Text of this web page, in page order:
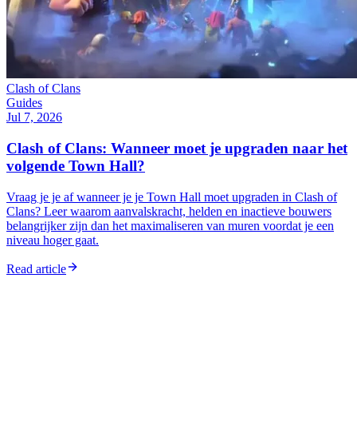
Clash of Clans
Guides
Jul 7, 2026
Clash of Clans: Wanneer moet je upgraden naar het
volgende Town Hall?
Vraag je je af wanneer je je Town Hall moet upgraden in Clash of
Clans? Leer waarom aanvalskracht, helden en inactieve bouwers
belangrijker zijn dan het maximaliseren van muren voordat je een
niveau hoger gaat.
Read article